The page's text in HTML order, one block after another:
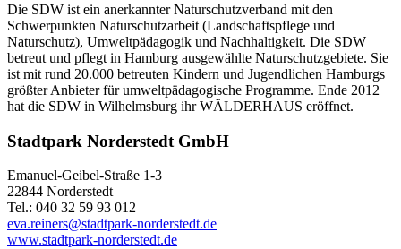
Die SDW ist ein anerkannter Naturschutzverband mit den
Schwerpunkten Naturschutzarbeit (Landschaftspflege und
Naturschutz), Umweltpädagogik und Nachhaltigkeit. Die SDW
betreut und pflegt in Hamburg ausgewählte Naturschutzgebiete. Sie
ist mit rund 20.000 betreuten Kindern und Jugendlichen Hamburgs
größter Anbieter für umweltpädagogische Programme. Ende 2012
hat die SDW in Wilhelmsburg ihr WÄLDERHAUS eröffnet.
Stadtpark Norderstedt GmbH
Emanuel-Geibel-Straße 1-3
22844 Norderstedt
Tel.: 040 32 59 93 012
eva.reiners@stadtpark-norderstedt.de
www.stadtpark-norderstedt.de